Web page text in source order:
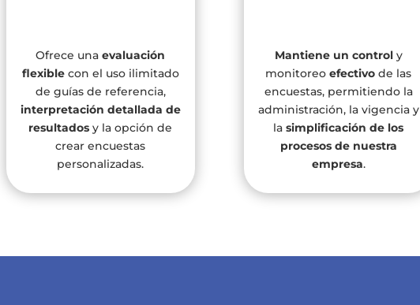
Ofrece unaevaluación
flexiblecon el uso ilimitado
de guías de referencia,
interpretación detallada de
resultados y la opción de
crear encuestas
personalizadas.
Mantiene un controly
monitoreoefectivo de las
encuestas, permitiendo la
administración, la vigencia y
la simplificación de los
procesos de nuestra
empresa.